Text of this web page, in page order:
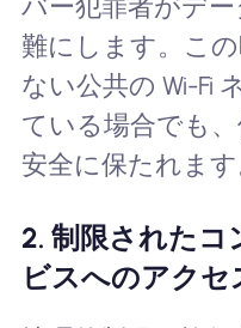
バー犯罪者がデ
難にします。こ
ない公共の Wi-Fi
ている場合でも
安全に保たれます
2. 制限された
ビスへのアクセ